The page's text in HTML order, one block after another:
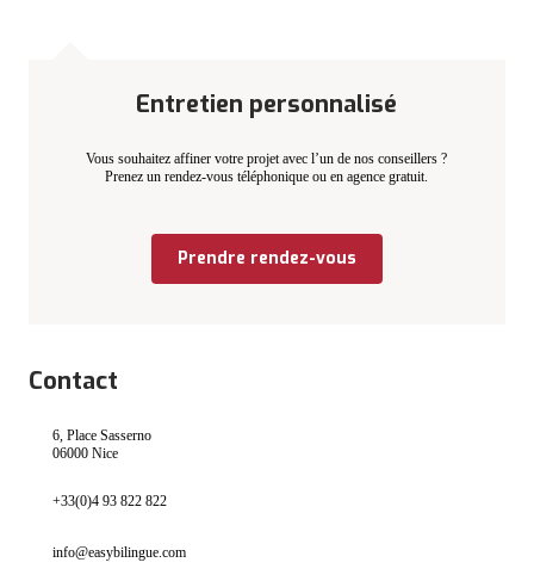
Entretien personnalisé
Vous souhaitez affiner votre projet avec l’un de nos conseillers ?
Prenez un rendez-vous téléphonique ou en agence gratuit.
Prendre rendez-vous
Contact
6, Place Sasserno
06000 Nice
+33(0)4 93 822 822
info@easybilingue.com